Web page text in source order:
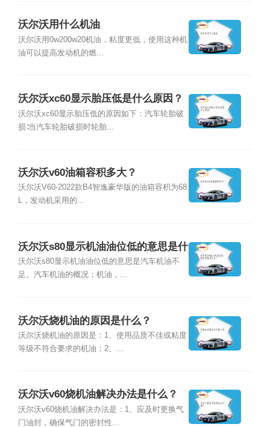
沃尔沃用什么机油
沃尔沃用0w200w20机油，粘度更低，使用这种机
油可以提高发动机的燃...
沃尔沃xc60显示胎压低是什么原因？
沃尔沃xc60显示胎压低的原因如下：汽车轮胎破
损∶当汽车轮胎破损时轮胎...
沃尔沃v60油箱容积多大？
沃尔沃V60-2022款B4智逸豪华版的油箱容积为68
L，发动机采用的...
沃尔沃s80显示机油油位低的意思是什
么？
沃尔沃s80显示机油油位低的意思是汽车机油不
足。汽车机油的概况：机油，...
沃尔沃烧机油的原因是什么？
沃尔沃烧机油的原因是：1、使用品质不佳或粘度
等级不符合要求的机油；2、...
沃尔沃v60烧机油解决办法是什么？
沃尔沃v60烧机油解决办法是：1、应及时更换气
门油封，确保气门的密封性...